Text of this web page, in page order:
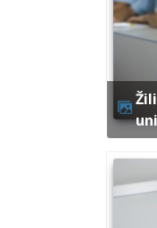
Žilinská detská